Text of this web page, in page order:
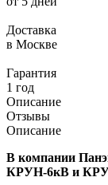
Доставка
в Москве
Гарантия
1 год
Описание
Отзывы
Описание
В компании
КРУН-6кВ и